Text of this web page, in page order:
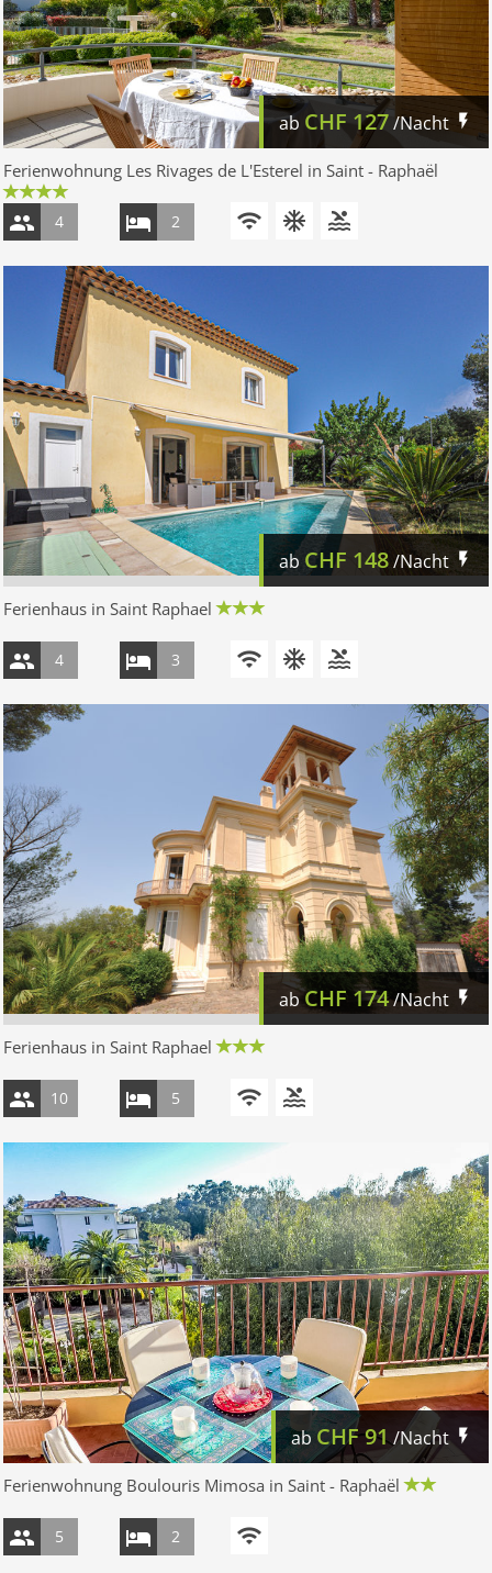
ab CHF 127/Nacht
Ferienwohnung Les Rivages de L'Esterel in Saint - Raphaël
4 2
ab CHF 148/Nacht
Ferienhaus in Saint Raphael
4 3
ab CHF 174/Nacht
Ferienhaus in Saint Raphael
10 5
ab CHF 91/Nacht
Ferienwohnung Boulouris Mimosa in Saint - Raphaël
5 2